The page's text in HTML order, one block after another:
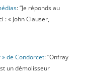
: “Je réponds au
: « John Clauser,
de Condorcet: “Onfray
un démolisseur